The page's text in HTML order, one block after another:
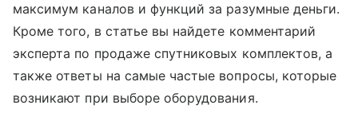
максимум каналов и функций за разумные деньги.
Кроме того, в статье вы найдете комментарий
эксперта по продаже спутниковых комплектов, а
также ответы на самые частые вопросы, которые
возникают при выборе оборудования.